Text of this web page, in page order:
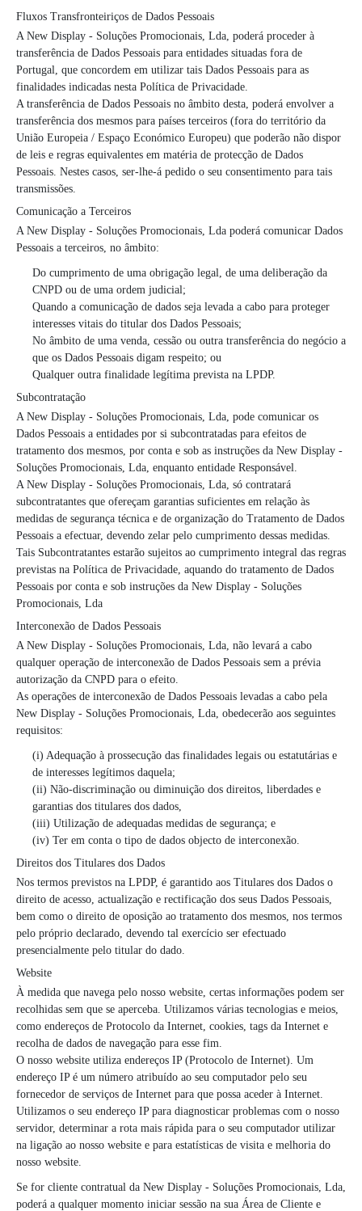
Fluxos Transfronteiriços de Dados Pessoais
A New Display - Soluções Promocionais, Lda, poderá proceder à
transferência de Dados Pessoais para entidades situadas fora de
Portugal, que concordem em utilizar tais Dados Pessoais para as
finalidades indicadas nesta Política de Privacidade.
A transferência de Dados Pessoais no âmbito desta, poderá envolver a
transferência dos mesmos para países terceiros (fora do território da
União Europeia / Espaço Económico Europeu) que poderão não dispor
de leis e regras equivalentes em matéria de protecção de Dados
Pessoais. Nestes casos, ser-lhe-á pedido o seu consentimento para tais
transmissões.
Comunicação a Terceiros
A New Display - Soluções Promocionais, Lda poderá comunicar Dados
Pessoais a terceiros, no âmbito:
Do cumprimento de uma obrigação legal, de uma deliberação da
CNPD ou de uma ordem judicial;
Quando a comunicação de dados seja levada a cabo para proteger
interesses vitais do titular dos Dados Pessoais;
No âmbito de uma venda, cessão ou outra transferência do negócio a
que os Dados Pessoais digam respeito; ou
Qualquer outra finalidade legítima prevista na LPDP.
Subcontratação
A New Display - Soluções Promocionais, Lda, pode comunicar os
Dados Pessoais a entidades por si subcontratadas para efeitos de
tratamento dos mesmos, por conta e sob as instruções da New Display -
Soluções Promocionais, Lda, enquanto entidade Responsável.
A New Display - Soluções Promocionais, Lda, só contratará
subcontratantes que ofereçam garantias suficientes em relação às
medidas de segurança técnica e de organização do Tratamento de Dados
Pessoais a efectuar, devendo zelar pelo cumprimento dessas medidas.
Tais Subcontratantes estarão sujeitos ao cumprimento integral das regras
previstas na Política de Privacidade, aquando do tratamento de Dados
Pessoais por conta e sob instruções da New Display - Soluções
Promocionais, Lda
Interconexão de Dados Pessoais
A New Display - Soluções Promocionais, Lda, não levará a cabo
qualquer operação de interconexão de Dados Pessoais sem a prévia
autorização da CNPD para o efeito.
As operações de interconexão de Dados Pessoais levadas a cabo pela
New Display - Soluções Promocionais, Lda, obedecerão aos seguintes
requisitos:
(i) Adequação à prossecução das finalidades legais ou estatutárias e
de interesses legítimos daquela;
(ii) Não-discriminação ou diminuição dos direitos, liberdades e
garantias dos titulares dos dados,
(iii) Utilização de adequadas medidas de segurança; e
(iv) Ter em conta o tipo de dados objecto de interconexão.
Direitos dos Titulares dos Dados
Nos termos previstos na LPDP, é garantido aos Titulares dos Dados o
direito de acesso, actualização e rectificação dos seus Dados Pessoais,
bem como o direito de oposição ao tratamento dos mesmos, nos termos
pelo próprio declarado, devendo tal exercício ser efectuado
presencialmente pelo titular do dado.
Website
À medida que navega pelo nosso website, certas informações podem ser
recolhidas sem que se aperceba. Utilizamos várias tecnologias e meios,
como endereços de Protocolo da Internet, cookies, tags da Internet e
recolha de dados de navegação para esse fim.
O nosso website utiliza endereços IP (Protocolo de Internet). Um
endereço IP é um número atribuído ao seu computador pelo seu
fornecedor de serviços de Internet para que possa aceder à Internet.
Utilizamos o seu endereço IP para diagnosticar problemas com o nosso
servidor, determinar a rota mais rápida para o seu computador utilizar
na ligação ao nosso website e para estatísticas de visita e melhoria do
nosso website.
Se for cliente contratual da New Display - Soluções Promocionais, Lda,
poderá a qualquer momento iniciar sessão na sua Área de Cliente e